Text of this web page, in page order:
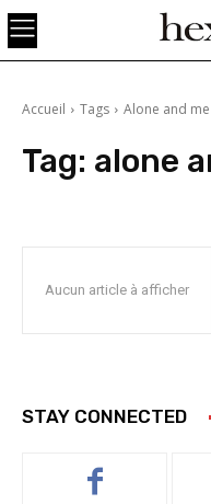
Accueil Tags Alone and me
Tag: alone
Aucun article à afficher
STAY CONNECTED